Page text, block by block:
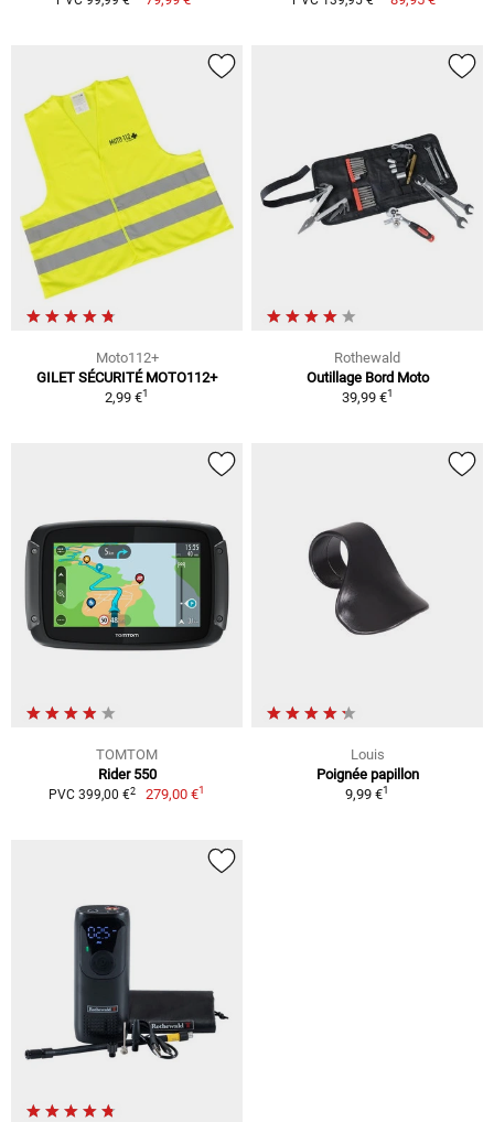
Moto112+
GILET SÉCURITÉ MOTO112+
2,99 €1
Rothewald
Outillage Bord Moto
39,99 €1
TOMTOM
Rider 550
PVC 399,00 €2 279,00 €1
Louis
Poignée papillon
9,99 €1